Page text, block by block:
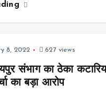
8, 2022 627 views
संभाग का ठेका
का बड़ा आरोप